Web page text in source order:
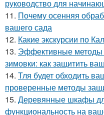
руководство для
11. Почему осенняя
вашего сада
12. Какие экскурсии по
13. Эффективные методы
зимовки: как защитить
14. Тля будет обходить
проверенные методы
15. Деревянные шкафы
функциональность на